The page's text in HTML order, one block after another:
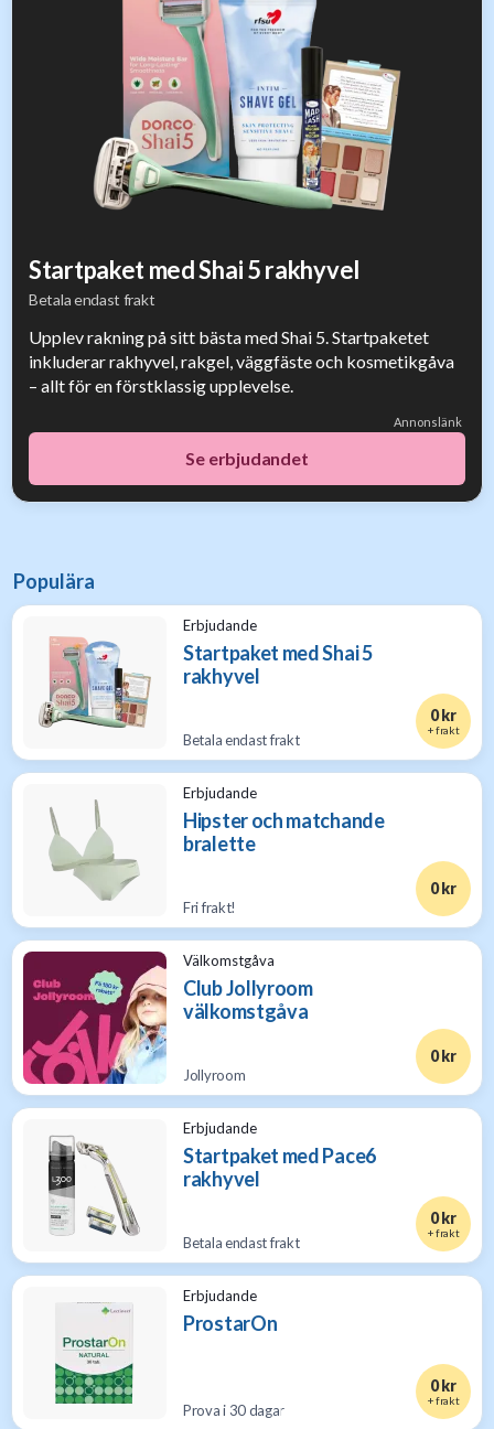
Startpaket med Shai 5 rakhyvel
Betala endast frakt
Upplev rakning på sitt bästa med Shai 5. Startpaketet
inkluderar rakhyvel, rakgel, väggfäste och kosmetikgåva
– allt för en förstklassig upplevelse.
Annonslänk
Se erbjudandet
Populära
Erbjudande
Startpaket med Shai 5
rakhyvel
Betala endast frakt
0 kr
+ frakt
Erbjudande
Hipster och matchande
bralette
Fri frakt!
0 kr
Välkomstgåva
Club Jollyroom
välkomstgåva
Jollyroom
0 kr
Erbjudande
Startpaket med Pace6
rakhyvel
Betala endast frakt
0 kr
+ frakt
Erbjudande
ProstarOn
Prova i 30 dagar
0 kr
+ frakt